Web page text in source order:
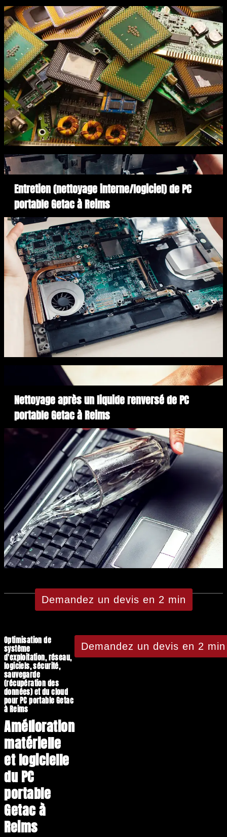
Entretien (nettoyage interne/logiciel) de PC
portable Getac à Reims
Nettoyage après un liquide renversé de PC
portable Getac à Reims
Demandez un devis en 2 min
Optimisation de
système
d'exploitation, réseau,
logiciels, sécurité,
sauvegarde
(récupération des
données) et du cloud
pour PC portable Getac
à Reims
Amélioration
matérielle
et logicielle
du PC
portable
Getac à
Reims
Demandez un devis en 2 min